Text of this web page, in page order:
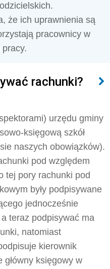
że ich uprawnienia są
pracownicy w
rachunki?
urzędu gminy
księgową szkół
naszych obowiązków).
pod względem
tej pory rachunki pod
były podpisywane
jednocześnie
a teraz podpisywać ma
natomiast
kierownik
księgowy w